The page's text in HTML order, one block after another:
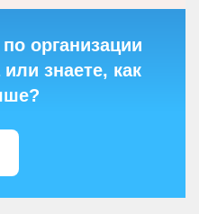
организации
знаете, как